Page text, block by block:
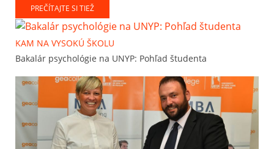
PREČÍTAJTE SI TIEŽ
KAM NA VYSOKÚ ŠKOLU
Bakalár psychológie na UNYP: Pohľad študenta